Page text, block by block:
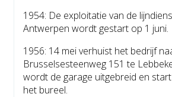
1954: De exploitatie van de
Antwerpen wordt gestart op 1 juni.
1956: 14 mei verhuist het bedrijf
Brusselsesteenweg 151 te
wordt de garage uitgebreid en
het bureel.